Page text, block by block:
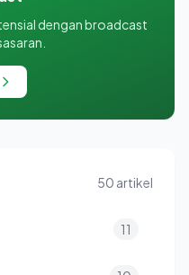
dengan broadcast
50 artikel
11